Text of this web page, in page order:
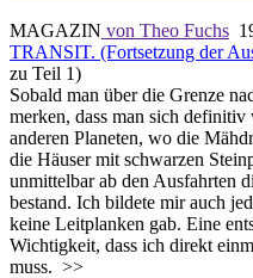
MAGAZIN von Theo Fuchs
TRANSIT. (Fortsetzung der
zu Teil 1)
Sobald man über die Grenze
merken, dass man sich
anderen Planeten, wo die
die Häuser mit schwarzen
unmittelbar ab den Ausfahrten
bestand. Ich bildete mir auch
keine Leitplanken gab. Eine
Wichtigkeit, dass ich direkt
muss. >>